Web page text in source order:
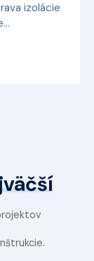
izolácie